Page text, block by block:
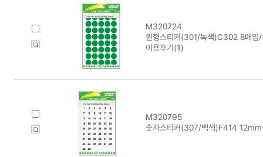
M320724
원형스티커(301/녹색)C302 8매입
이용후기(1)
M320795
숫자스티커(307/백색)F414 12mm